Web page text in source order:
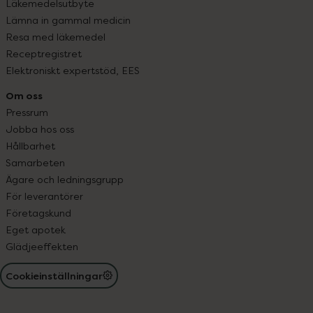
Läkemedelsutbyte
Lämna in gammal medicin
Resa med läkemedel
Receptregistret
Elektroniskt expertstöd, EES
Om oss
Pressrum
Jobba hos oss
Hållbarhet
Samarbeten
Ägare och ledningsgrupp
För leverantörer
Företagskund
Eget apotek
Glädjeeffekten
Cookieinställningar